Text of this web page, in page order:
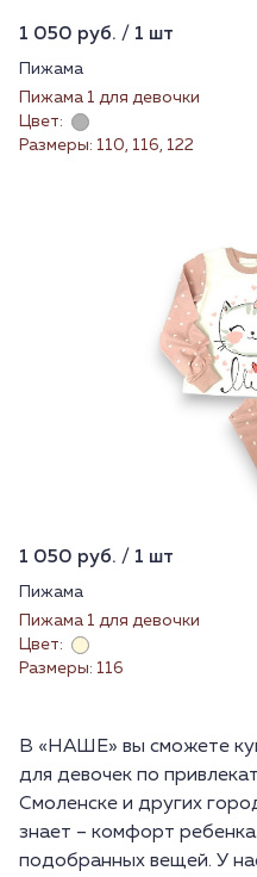
1 050 руб. / 1 шт
Пижама
Пижама 1 для девочки
Цвет:
Размеры: 110, 116, 122
1 050 руб. / 1 шт
Пижама
Пижама 1 для девочки
Цвет:
Размеры: 116
В «НАШЕ» вы сможете
для девочек по
Смоленске и других
знает – комфорт
подобранных вещей. У